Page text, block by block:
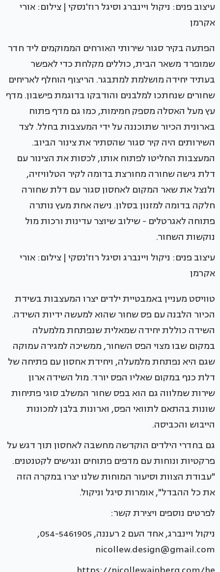
עיצוב פנים: ניקול ויינברג וסיגל רוז'נסקי | צילום: אורי
אקרמן
הפתעה בקיר סגור שירותי האורחים הממוקמים ליד חדר
שמופרד משאר הבית, כוללים מקלחת כדי לאפשר
בעתיד יחידה מושלמת למתבגר. הריצוף הוחלף לאריחים
שחורים שנחתכו למלבנים והודבקו בדוגמת פישבון. מדף
עץ מעל האסלה מספק חמימות, כמו גם מדף פתוח
בארונית הכיור שתוכננה על ידי המעצבות בחלל. לצד
השירותים היה קיר סגור שהסתיר את צינור הביוב.
המעצבות החליטו לפתוח אותו, לכסות את הצינור עם
דלת גישה שחורה מחורצת בדומה לקיר הטלוויזיה,
ולנצל את שאר המקום לאחסון סגור עם דלת שחורה
חלקה בדומה למזנון בסלון. נישה אחת מעץ נותרה
פתוחה לאגרטלים - שילוב שיוצר עדינות ורכות מול
נוקשות השחור.
עיצוב פנים: ניקול ויינברג וסיגל רוז'נסקי | צילום: אורי
אקרמן
טוויסט מעניין באמבטיית ילדים יצרו המעצבות בשידת
הכיור הלבנה עם פס שחור שהוא למעשה ידיות השידה.
השידה כוללת יחידה שמאלית שנפתחת מלמעלה
במקום שבו מצוי הפס השחור, ממשיכה למגירה עמוקה
שגם היא נפתחת מלמעלה, ויחידת אחסון עם פתיחה של
דלת כנף במקום שאליו הפס יורד. מול השידה ארון
שירות שמלווה גם הוא בפס שחור המשלב סוגי פתיחות
שונות בהתאם לתוואי הפס, וארונות בלבן למכונות
הייבוש והכביסה.
גם בחדרי הילדים הוקדשה מחשבה לאחסון תוך דגש על
פרקטיות ונוחות עם מדפים פתוחים ונגישים לקטנטנים.
"עבודת הצוות וסיעור המוחות שלנו יצרו במקרה הזה
את כל ההבדל", אומרות סיגל וניקול.
לפרטים נוספים ויצירת קשר:
ניקול ויינברג, אחד העם 2 רעננה, 054-5461905,
nicollew.design@gmail.com